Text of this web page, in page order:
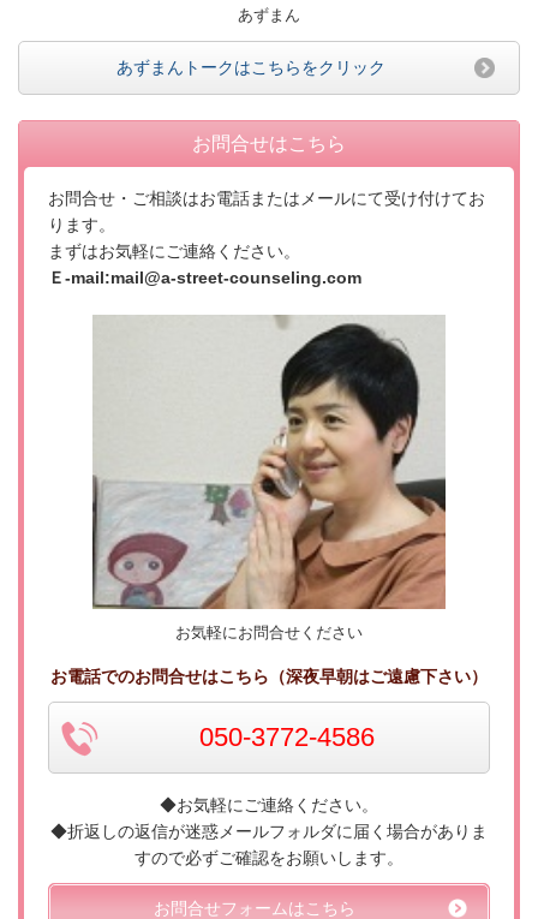
あずまん
あずまんトークはこちらをクリック
お問合せはこちら
お問合せ・ご相談はお電話またはメールにて受け付けてお
ります。
まずはお気軽にご連絡ください。
Ｅ-mail:mail@a-street-counseling.com
お気軽にお問合せください
お電話でのお問合せはこちら （深夜早朝はご遠慮下さい）
050-3772-4586
◆お気軽にご連絡ください。
◆折返しの返信が迷惑メールフォルダに届く場合がありま
すので必ずご確認をお願いします。
お問合せフォームはこちら